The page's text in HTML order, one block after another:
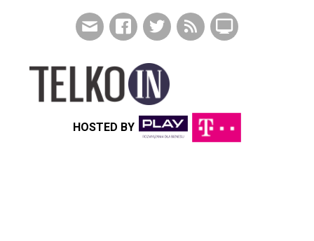
HOSTED BY